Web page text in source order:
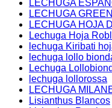
LECHUGA
LECHUGA
LECHUGA HOJA
Lechuga Hoja
lechuga Kiribati
lechuga lollo
Lechuga
lechuga lollorossa
LECHUGA
Lisianthus Blancos